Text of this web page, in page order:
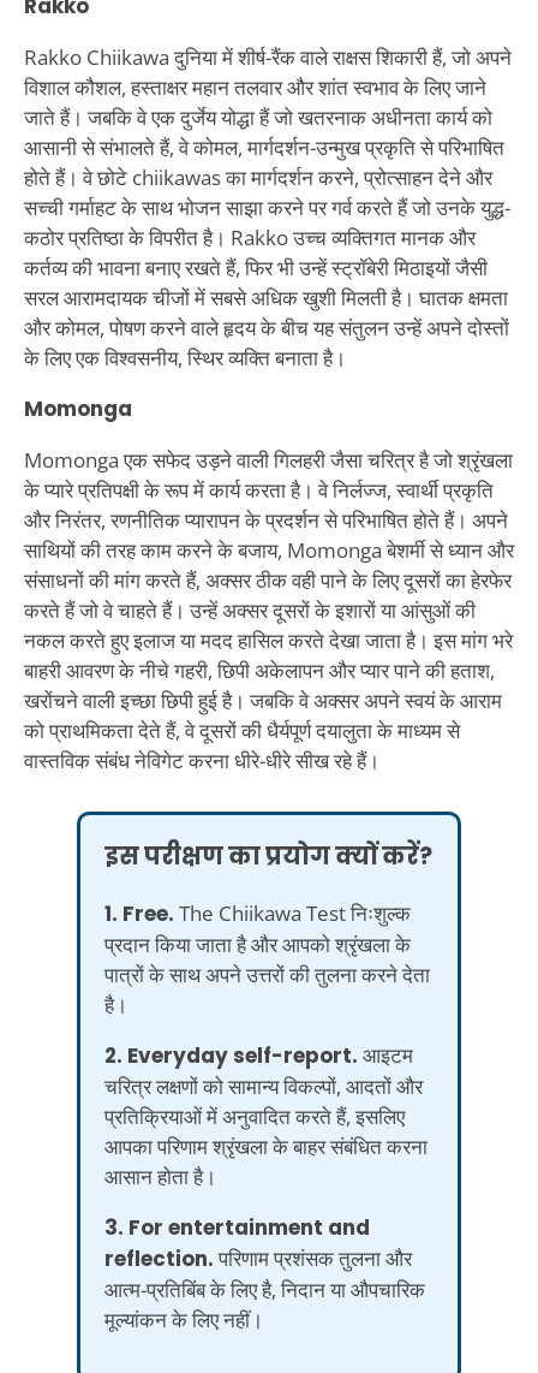
Rakko Chiikawa दुनिया में शीर्ष-रैंक वाले राक्षस शिकारी हैं, जो अपने
विशाल कौशल, हस्ताक्षर महान तलवार और शांत स्वभाव के लिए जाने
जाते हैं। जबकि वे एक दुर्जेय योद्धा हैं जो खतरनाक अधीनता कार्य को
आसानी से संभालते हैं, वे कोमल, मार्गदर्शन-उन्मुख प्रकृति से परिभाषित
होते हैं। वे छोटे chiikawas का मार्गदर्शन करने, प्रोत्साहन देने और
सच्ची गर्माहट के साथ भोजन साझा करने पर गर्व करते हैं जो उनके युद्ध-
कठोर प्रतिष्ठा के विपरीत है। Rakko उच्च व्यक्तिगत मानक और
कर्तव्य की भावना बनाए रखते हैं, फिर भी उन्हें स्ट्रॉबेरी मिठाइयों जैसी
सरल आरामदायक चीजों में सबसे अधिक खुशी मिलती है। घातक क्षमता
और कोमल, पोषण करने वाले हृदय के बीच यह संतुलन उन्हें अपने दोस्तों
के लिए एक विश्वसनीय, स्थिर व्यक्ति बनाता है।
Momonga
Momonga एक सफेद उड़ने वाली गिलहरी जैसा चरित्र है जो श्रृंखला
के प्यारे प्रतिपक्षी के रूप में कार्य करता है। वे निर्लज्ज, स्वार्थी प्रकृति
और निरंतर, रणनीतिक प्यारापन के प्रदर्शन से परिभाषित होते हैं। अपने
साथियों की तरह काम करने के बजाय, Momonga बेशर्मी से ध्यान और
संसाधनों की मांग करते हैं, अक्सर ठीक वही पाने के लिए दूसरों का हेरफेर
करते हैं जो वे चाहते हैं। उन्हें अक्सर दूसरों के इशारों या आंसुओं की
नकल करते हुए इलाज या मदद हासिल करते देखा जाता है। इस मांग भरे
बाहरी आवरण के नीचे गहरी, छिपी अकेलापन और प्यार पाने की हताश,
खरोंचने वाली इच्छा छिपी हुई है। जबकि वे अक्सर अपने स्वयं के आराम
को प्राथमिकता देते हैं, वे दूसरों की धैर्यपूर्ण दयालुता के माध्यम से
वास्तविक संबंध नेविगेट करना धीरे-धीरे सीख रहे हैं।
इस परीक्षण का प्रयोग क्यों करें?
1. Free. The Chiikawa Test निःशुल्क
प्रदान किया जाता है और आपको श्रृंखला के
पात्रों के साथ अपने उत्तरों की तुलना करने देता
है।
2. Everyday self-report. आइटम
चरित्र लक्षणों को सामान्य विकल्पों, आदतों और
प्रतिक्रियाओं में अनुवादित करते हैं, इसलिए
आपका परिणाम श्रृंखला के बाहर संबंधित करना
आसान होता है।
3. For entertainment and
reflection.परिणाम प्रशंसक तुलना और
आत्म-प्रतिबिंब के लिए है, निदान या औपचारिक
मूल्यांकन के लिए नहीं।